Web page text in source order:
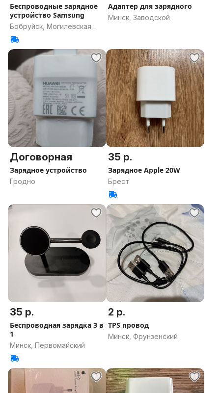
Беспроводные зарядное
устройство Samsung
Бобруйск, Могилевская
область
Адаптер для зарядного
Минск, Заводской
Договорная
Зарядное устройство
Гродно
35 р.
Зарядное Apple 20W
Брест
35 р.
Беспроводная зарядка 3 в
1
Минск, Первомайский
2 р.
TPS провод
Минск, Фрунзенский